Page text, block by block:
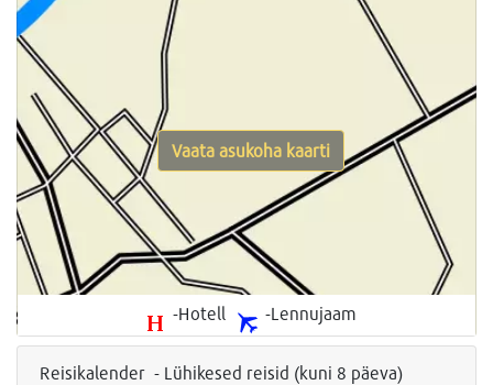
-Hotell -Lennujaam
Vaata asukoha kaarti
Reisikalender - Lühikesed reisid (kuni 8 päeva)